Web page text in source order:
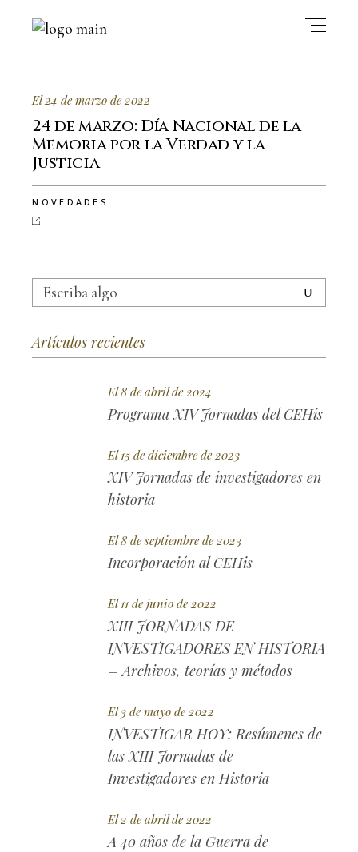
El 24 de marzo de 2022
24 de marzo: Día Nacional de la
Memoria por la Verdad y la
Justicia
NOVEDADES
Buscar...
Artículos recientes
El 8 de abril de 2024
Programa XIV Jornadas del CEHis
El 15 de diciembre de 2023
XIV Jornadas de investigadores en
historia
El 8 de septiembre de 2023
Incorporación al CEHis
El 11 de junio de 2022
XIII JORNADAS DE
INVESTIGADORES EN HISTORIA
– Archivos, teorías y métodos
El 3 de mayo de 2022
INVESTIGAR HOY: Resúmenes de
las XIII Jornadas de
Investigadores en Historia
El 2 de abril de 2022
A 40 años de la Guerra de